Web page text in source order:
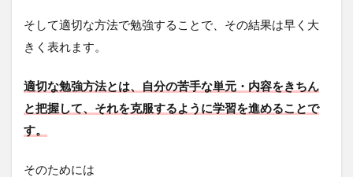
そして適切な方法で勉強することで、その結果は早く大
きく表れます。
適切な勉強方法とは、自分の苦手な単元・内容をきちん
と把握して、それを克服するように学習を進めることで
す。
そのためには